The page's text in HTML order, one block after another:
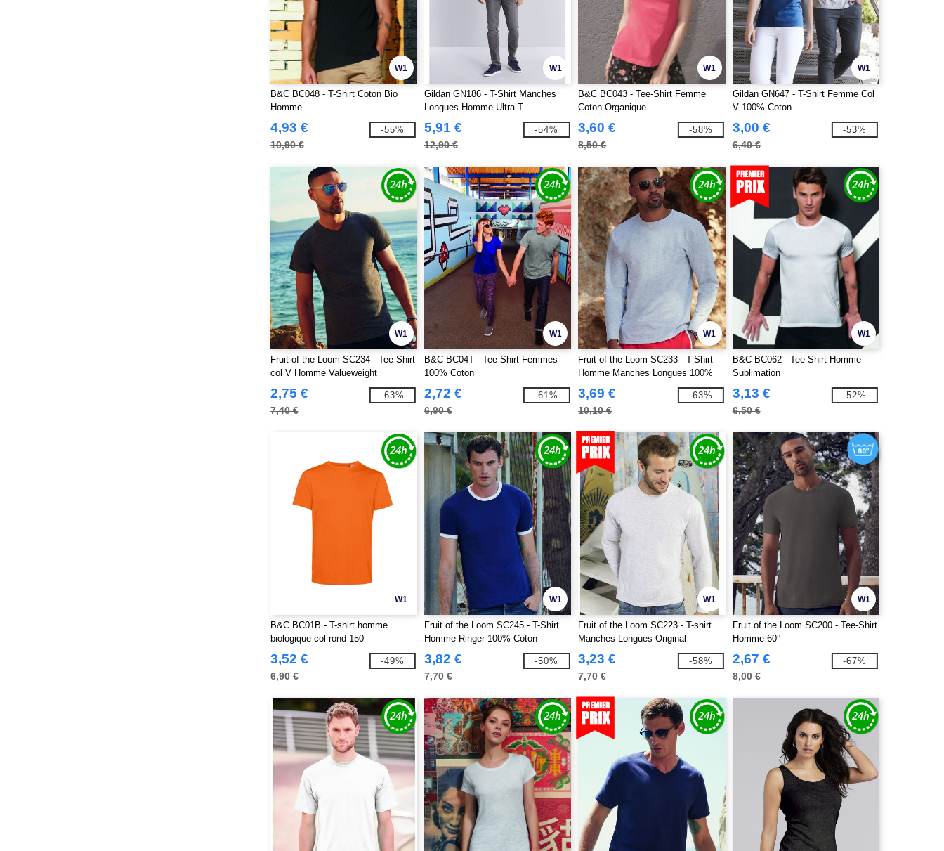
W1
B&C BC048 - T-Shirt Coton Bio
Homme
4,93 €
10,90 €
-55%
W1
Gildan GN186 - T-Shirt Manches
Longues Homme Ultra-T
5,91 €
12,90 €
-54%
W1
B&C BC043 - Tee-Shirt Femme
Coton Organique
3,60 €
8,50 €
-58%
W1
Gildan GN647 - T-Shirt Femme Col
V 100% Coton
3,00 €
6,40 €
-53%
W1
Fruit of the Loom SC234 - Tee Shirt
col V Homme Valueweight
2,75 €
7,40 €
-63%
W1
B&C BC04T - Tee Shirt Femmes
100% Coton
2,72 €
6,90 €
-61%
W1
Fruit of the Loom SC233 - T-Shirt
Homme Manches Longues 100%
coton
3,69 €
10,10 €
-63%
W1
B&C BC062 - Tee Shirt Homme
Sublimation
3,13 €
6,50 €
-52%
W1
B&C BC01B - T-shirt homme
biologique col rond 150
3,52 €
6,90 €
-49%
W1
Fruit of the Loom SC245 - T-Shirt
Homme Ringer 100% Coton
3,82 €
7,70 €
-50%
W1
Fruit of the Loom SC223 - T-shirt
Manches Longues Original
3,23 €
7,70 €
-58%
W1
Fruit of the Loom SC200 - Tee-Shirt
Homme 60°
2,67 €
8,00 €
-67%